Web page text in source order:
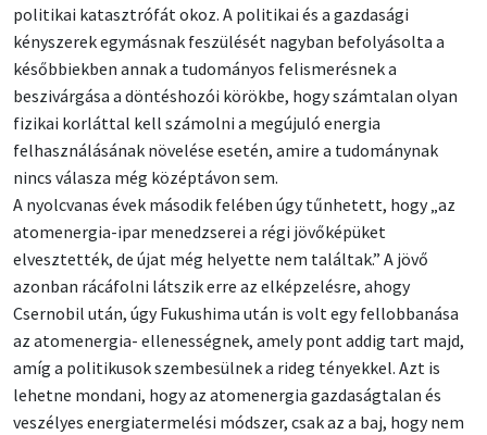
politikai katasztrófát okoz. A politikai és a gazdasági
kényszerek egymásnak feszülését nagyban befolyásolta a
későbbiekben annak a tudományos felismerésnek a
beszivárgása a döntéshozói körökbe, hogy számtalan olyan
fizikai korláttal kell számolni a megújuló energia
felhasználásának növelése esetén, amire a tudománynak
nincs válasza még középtávon sem.
A nyolcvanas évek második felében úgy tűnhetett, hogy „az
atomenergia-ipar menedzserei a régi jövőképüket
elvesztették, de újat még helyette nem találtak.” A jövő
azonban rácáfolni látszik erre az elképzelésre, ahogy
Csernobil után, úgy Fukushima után is volt egy fellobbanása
az atomenergia- ellenességnek, amely pont addig tart majd,
amíg a politikusok szembesülnek a rideg tényekkel. Azt is
lehetne mondani, hogy az atomenergia gazdaságtalan és
veszélyes energiatermelési módszer, csak az a baj, hogy nem